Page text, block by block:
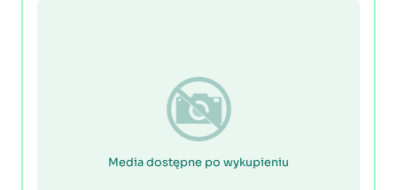
Media dostępne po wykupieniu